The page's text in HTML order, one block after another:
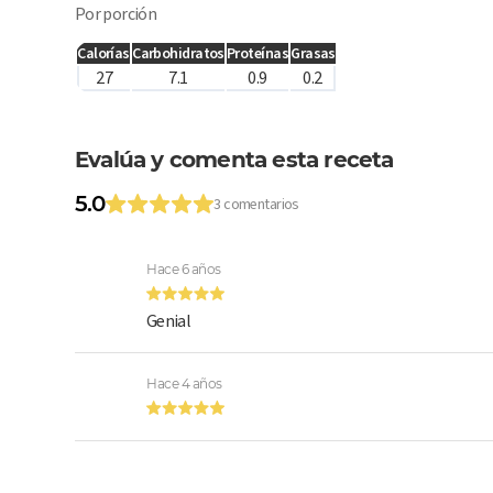
Por porción
Calorías Carbohidratos ProteínasGrasas
27 7.1 0.9 0.2
Evalúa y comenta esta receta
5.0
3 comentarios
Hace 6 años
Genial
Hace 4 años